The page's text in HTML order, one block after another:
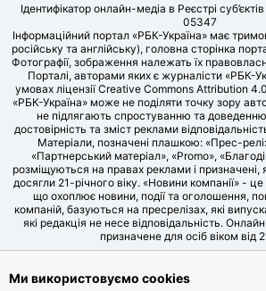
Ідентифікатор онлайн-медіа в Реєстрі
05347
Інформаційний портал «РБК-Україна» має
російську та англійську), головна сторінка
Фотографії, зображення належать їх
Порталі, авторами яких є журналісти «РБК-
умовах ліцензії Creative Commons Attribution
«РБК-Україна» може не поділяти точку зору
не підлягають спростуванню та доведенню
достовірність та зміст реклами
Матеріали, позначені плашкою: «Прес-
«Партнерський матеріал», «Promo»,
розміщуються на правах реклами і призначені,
досягли 21-річного віку. «Новини компанії» -
що охоплює новини, події та оголошення,
компаній, базуються на пресрелізах, які
які редакція не несе відповідальність.
призначене для осіб віком від
© LLC «UBT MEDIA», 2006-
Ми використовуємо cookies